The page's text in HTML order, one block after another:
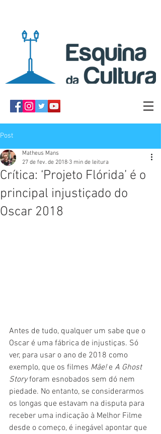
Post
Crítica: ‘Projeto Flórida’ é o
principal injustiçado do
Oscar 2018
Matheus Mans
27 de fev. de 2018 3 min de leitura
Antes de tudo, qualquer um sabe que o
Oscar é uma fábrica de injustiças. Só
ver, para usar o ano de 2018 como
exemplo, que os filmes Mãe! e A Ghost
Story foram esnobados sem dó nem
piedade. No entanto, se considerarmos
os longas que estavam na disputa para
receber uma indicação à Melhor Filme
desde o começo, é inegável apontar que